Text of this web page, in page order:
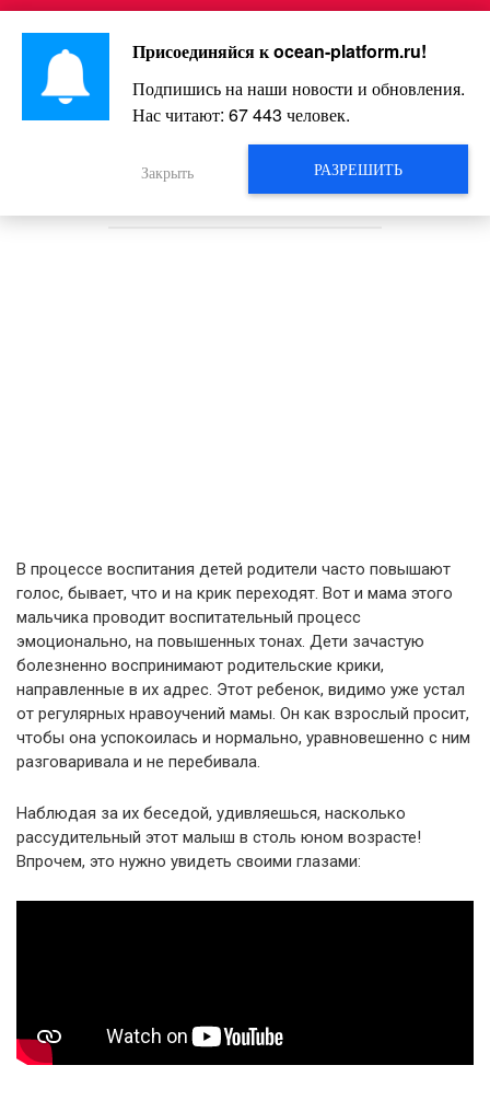
Перейти
контенту
Интересно и весело!
Этот 4-летний малыш объясняет
маме, как с ним нужно
разговаривать. Ну и ну!
В процессе воспитания детей родители часто повышают
голос, бывает, что и на крик переходят. Вот и мама этого
мальчика проводит воспитательный процесс
эмоционально, на повышенных тонах. Дети зачастую
болезненно воспринимают родительские крики,
направленные в их адрес. Этот ребенок, видимо уже устал
от регулярных нравоучений мамы. Он как взрослый просит,
чтобы она успокоилась и нормально, уравновешенно с ним
разговаривала и не перебивала.
Наблюдая за их беседой, удивляешься, насколько
рассудительный этот малыш в столь юном возрасте!
Впрочем, это нужно увидеть своими глазами:
Присоединяйся кocean-platform.ru!
Подпишись на наши новости и обновления.
Нас читают: 67 443 человек.
РАЗРЕШИТЬ
Закрыть